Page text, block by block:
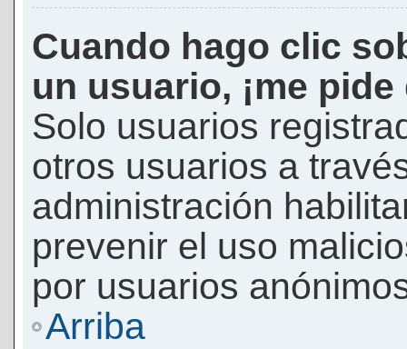
Cuando hago clic
un usuario, ¡me
Solo usuarios
otros usuarios a
administración
prevenir el uso
por usuarios
Arriba